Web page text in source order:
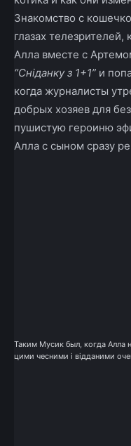
Знакомство с
глазах
Алла вместе с
“Сніданку з 1+1” и
когда журналисты
добрых хозяев для
пушистую героиню
Алла с сыном сразу
Таким Мусик был, когда Алла
цими чесними і відданими